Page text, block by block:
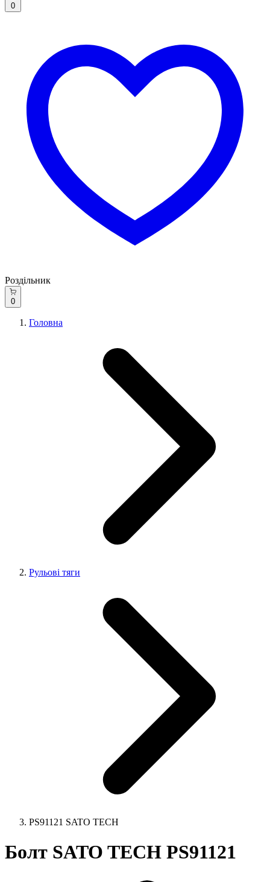
0
Роздільник
0
Головна
Рульові тяги
PS91121 SATO TECH
Болт SATO TECH PS91121